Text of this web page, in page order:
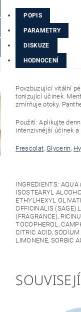
POPIS
PARAMETRY
DISKUZE
HODNOCENÍ
Povzbuzující vitální
tonizující účinek.
zmírňuje otoky.
Použití: Aplikujte
intenzivnější účinek
Frescolat, Glycerin,
INGREDIENTS: AQUA
ISOSTEARYL
ETHYLHEXYL
OFFICINALIS (SAGE)
(FRAGRANCE),
TOCOPHEROL,
CITRIC ACID,
LIMONENE, SORBIC